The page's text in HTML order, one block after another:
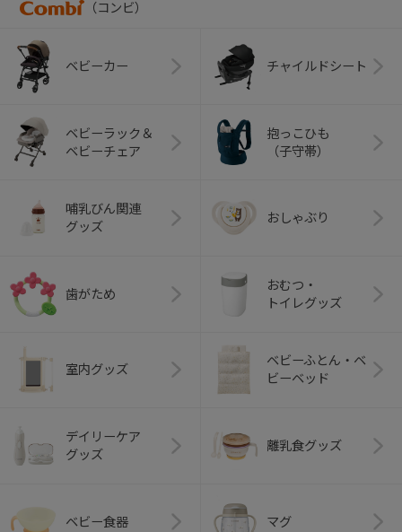
（コンビ）
ベビーカー チャイルドシート
ベビーラック＆
ベビーチェア
抱っこひも
（子守帯）
哺乳びん関連
グッズ
おしゃぶり
歯がため
おむつ・
トイレグッズ
室内グッズ
ベビーふとん・ベ
ビーベッド
デイリーケア
グッズ
離乳食グッズ
ベビー食器 マグ